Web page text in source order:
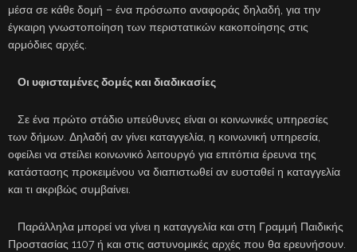
μέσα σε κάθε δομή – ένα πρόσωπο αναφοράς δηλαδή, για την
έγκαιρη γνωστοποίηση των περιστατικών κακοποίησης στις
αρμόδιες αρχές.
Οι υφισταμένες δομές και διαδικασίες
Σε ένα πρώτο στάδιο υπεύθυνες είναι οι κοινωνικές υπηρεσίες
των δήμων. Δηλαδή αν γίνει καταγγελία, η κοινωνική υπηρεσία,
οφείλει να στείλει κοινωνικό λειτουργό για επιτόπια έρευνα της
κατάστασης προκειμένου να διαπιστωθεί αν ευσταθεί η καταγγελία
και τι ακριβώς συμβαίνει.
Παράλληλα μπορεί να γίνει η καταγγελία και στη Γραμμή Παιδικής
Προστασίας 1107 ή και στις αστυνομικές αρχές που θα ερευνήσουν.